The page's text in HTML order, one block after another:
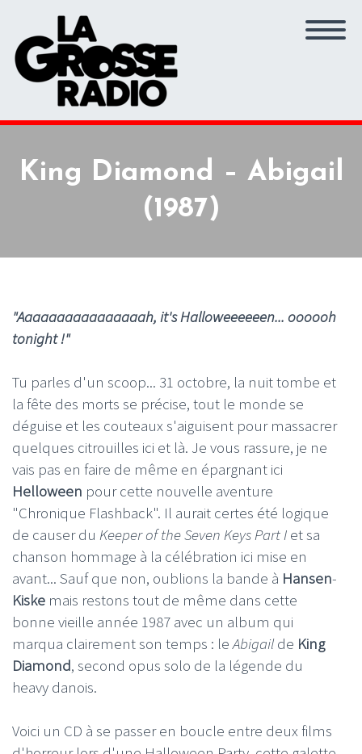
King Diamond – Abigail
(1987)
"Aaaaaaaaaaaaaaaah, it's Halloweeeeeen... oooooh
tonight !"
Tu parles d'un scoop... 31 octobre, la nuit tombe et
la fête des morts se précise, tout le monde se
déguise et les couteaux s'aiguisent pour massacrer
quelques citrouilles ici et là. Je vous rassure, je ne
vais pas en faire de même en épargnant ici
Helloween pour cette nouvelle aventure
"Chronique Flashback". Il aurait certes été logique
de causer du Keeper of the Seven Keys Part I et sa
chanson hommage à la célébration ici mise en
avant... Sauf que non, oublions la bande à Hansen-
Kiske mais restons tout de même dans cette
bonne vieille année 1987 avec un album qui
marqua clairement son temps : leAbigailde King
Diamond, second opus solo de la légende du
heavy danois.
Voici un CD à se passer en boucle entre deux films